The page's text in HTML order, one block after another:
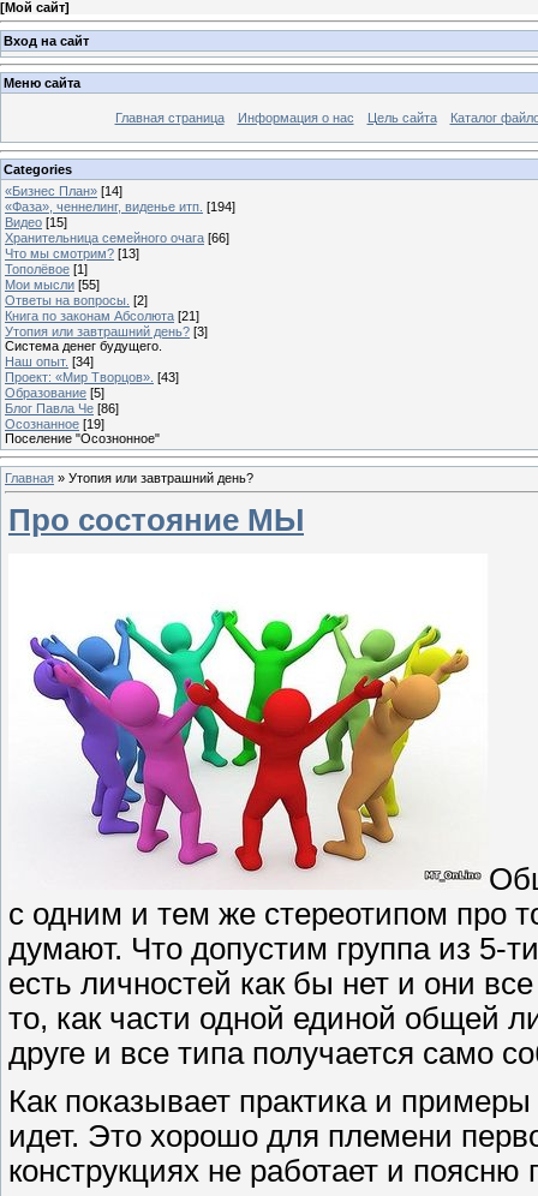
[Мой сайт]
Вход на сайт
Меню сайта
Главная страница Информация о нас Цель сайта Каталог
Categories
«Бизнес План» [14]
«Фаза», ченнелинг, виденье итп. [194]
Видео [15]
Хранительница семейного очага [66]
Что мы смотрим? [13]
Тополёвое [1]
Мои мысли [55]
Ответы на вопросы. [2]
Книга по законам Абсолюта [21]
Утопия или завтрашний день? [3]
Система денег будущего.
Наш опыт. [34]
Проект: «Мир Творцов». [43]
Образование [5]
Блог Павла Че [86]
Осознанное [19]
Поселение "Осознонное"
Главная » Утопия или завтрашний день?
Про состояние МЫ
с одним и тем же стереотипом про
думают. Что допустим группа из 5-
есть личностей как бы нет и они
то, как части одной единой общей
друге и все типа получается само
Как показывает практика и
идет. Это хорошо для племени
конструкциях не работает и поясню